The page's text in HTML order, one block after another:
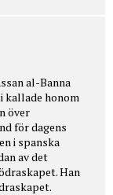
al-Banna
kallade honom
över
för dagens
i spanska
av det
Han